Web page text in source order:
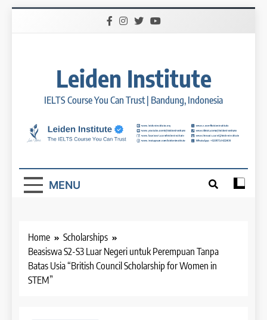
Leiden Institute
IELTS Course You Can Trust | Bandung, Indonesia
MENU
Home
Scholarships
Beasiswa S2-S3 Luar Negeri untuk Perempuan Tanpa
Batas Usia “British Council Scholarship for Women in
STEM”